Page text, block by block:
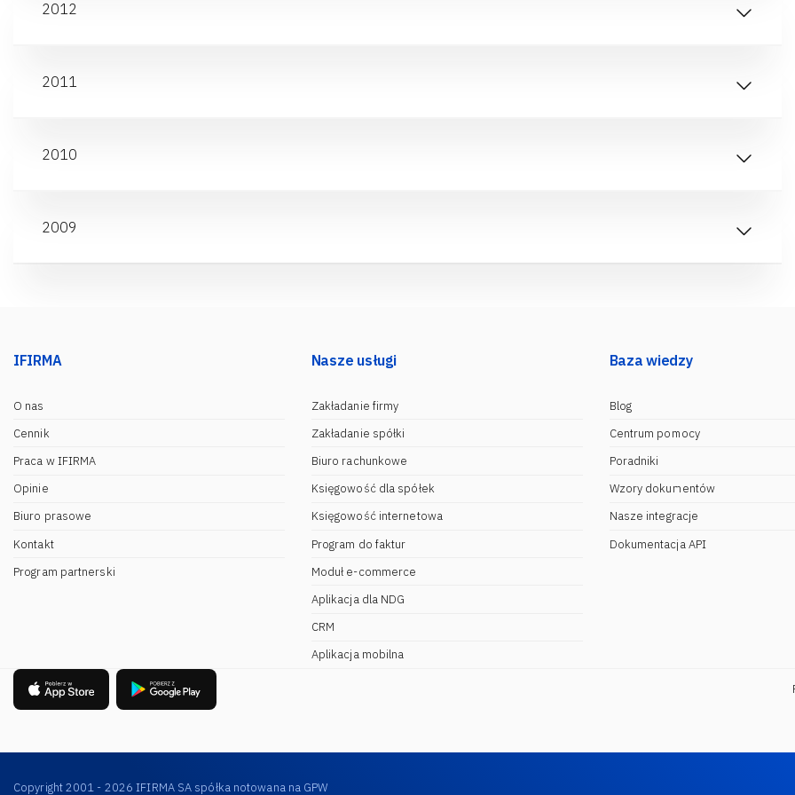
2012
2011
2010
2009
IFIRMA
O nas
Cennik
Praca w IFIRMA
Opinie
Biuro prasowe
Kontakt
Program partnerski
Nasze usługi
Zakładanie firmy
Zakładanie spółki
Biuro rachunkowe
Księgowość dla spółek
Księgowość internetowa
Program do faktur
Moduł e-commerce
Aplikacja dla NDG
CRM
Aplikacja mobilna
Baza wiedzy
Blog
Centrum pomocy
Poradniki
Wzory dokumentów
Nasze integracje
Dokumentacja API
Copyright 2001 - 2026 IFIRMA SA spółka notowana na GPW